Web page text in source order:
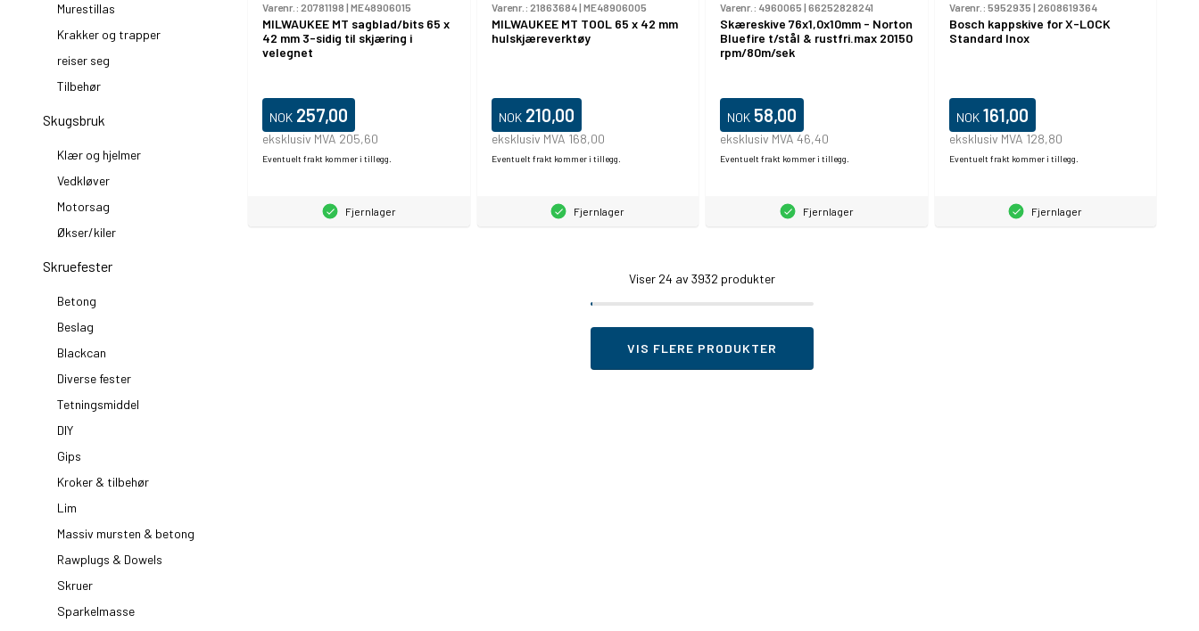
Murestillas
Krakker og trapper
reiser seg
Tilbehør
Skugsbruk
Klær og hjelmer
Vedkløver
Motorsag
Økser/kiler
Skruefester
Betong
Beslag
Blackcan
Diverse fester
Tetningsmiddel
DIY
Gips
Kroker & tilbehør
Lim
Massiv mursten & betong
Rawplugs & Dowels
Skruer
Sparkelmasse
Varenr.: 20781198 | ME48906015
MILWAUKEE MT sagblad/bits 65 x
42 mm 3-sidig til skjæring i
velegnet
NOK 257,00
eksklusiv MVA 205,60
Eventuelt frakt kommer i tillegg.
Fjernlager
Varenr.: 21863684| ME48906005
MILWAUKEE MT TOOL 65 x 42 mm
hulskjæreverktøy
NOK 210,00
eksklusiv MVA 168,00
Eventuelt frakt kommer i tillegg.
Fjernlager
Varenr.: 4960065 | 66252828241
Skæreskive 76x1,0x10mm - Norton
Bluefire t/stål & rustfri.max 20150
rpm/80m/sek
NOK 58,00
eksklusiv MVA 46,40
Eventuelt frakt kommer i tillegg.
Fjernlager
Varenr.: 5952935 | 2608619364
Bosch kappskive for X-LOCK
Standard Inox
NOK 161,00
eksklusiv MVA 128,80
Eventuelt frakt kommer i tillegg.
Fjernlager
Viser 24 av 3932 produkter
VIS FLERE PRODUKTER